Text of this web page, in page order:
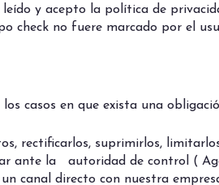
y acepto la política de
check no fuere marcado por el
casos en que exista una
rectificarlos, suprimirlos,
ante la autoridad de control (
un canal directo con nuestra